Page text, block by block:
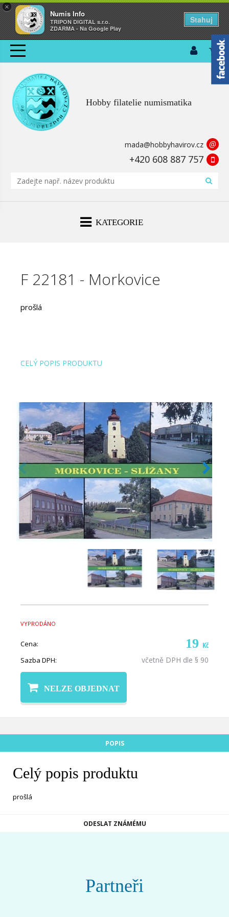
×
Numis Info
TRIPON DIGITAL s.r.o.
ZDARMA - Na Google Play
Stahuj
Hobby filatelie numismatika
mada@hobbyhavirov.cz @
+420 608 887 757
KATEGORIE
F 22181 - Morkovice
prošlá
CELÝ POPIS PRODUKTU
VYPRODÁNO
Cena: 19 Kč
Sazba DPH: včetně DPH dle § 90
NELZE OBJEDNAT
POPIS
Celý popis produktu
prošlá
ODESLAT ZNÁMÉMU
Partneři